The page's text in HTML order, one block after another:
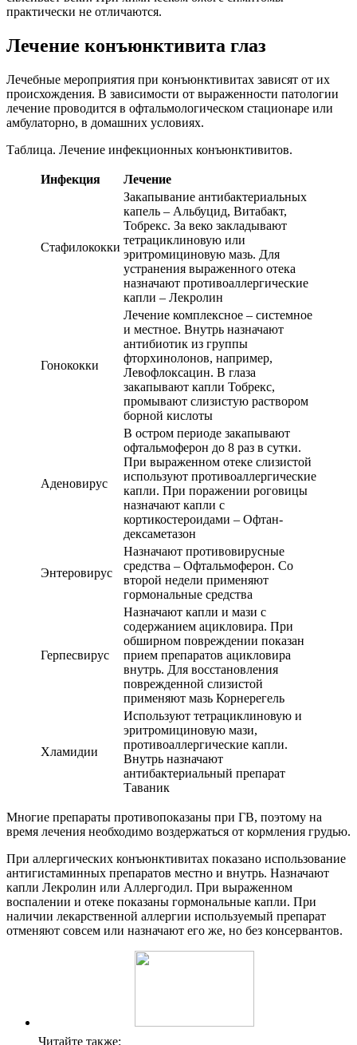
практически не отличаются.
Лечение конъюнктивита глаз
Лечебные мероприятия при конъюнктивитах зависят от их
происхождения. В зависимости от выраженности патологии
лечение проводится в офтальмологическом стационаре или
амбулаторно, в домашних условиях.
Таблица. Лечение инфекционных конъюнктивитов.
Инфекция Лечение
Стафилококки
Закапывание антибактериальных
капель – Альбуцид, Витабакт,
Тобрекс. За веко закладывают
тетрациклиновую или
эритромициновую мазь. Для
устранения выраженного отека
назначают противоаллергические
капли – Лекролин
Гонококки
Лечение комплексное – системное
и местное. Внутрь назначают
антибиотик из группы
фторхинолонов, например,
Левофлоксацин. В глаза
закапывают капли Тобрекс,
промывают слизистую раствором
борной кислоты
Аденовирус
В остром периоде закапывают
офтальмоферон до 8 раз в сутки.
При выраженном отеке слизистой
используют противоаллергические
капли. При поражении роговицы
назначают капли с
кортикостероидами – Офтан-
дексаметазон
Энтеровирус
Назначают противовирусные
средства – Офтальмоферон. Со
второй недели применяют
гормональные средства
Герпесвирус
Назначают капли и мази с
содержанием ацикловира. При
обширном повреждении показан
прием препаратов ацикловира
внутрь. Для восстановления
поврежденной слизистой
применяют мазь Корнерегель
Хламидии
Используют тетрациклиновую и
эритромициновую мази,
противоаллергические капли.
Внутрь назначают
антибактериальный препарат
Таваник
Многие препараты противопоказаны при ГВ, поэтому на
время лечения необходимо воздержаться от кормления грудью.
При аллергических конъюнктивитах показано использование
антигистаминных препаратов местно и внутрь. Назначают
капли Лекролин или Аллергодил. При выраженном
воспалении и отеке показаны гормональные капли. При
наличии лекарственной аллергии используемый препарат
отменяют совсем или назначают его же, но без консервантов.
Читайте также: